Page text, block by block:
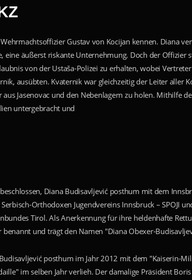
Gustav von Kocijan kennen. Diana
eine äußerst riskante Unternehmung. Doch der Offizier
von der Ustaša-Polizei zu erhalten, wobei
ausübten. Kvaternik war gleichzeitig der Leiter aller
Jasenovac und den Nebenlagern zu holen. Mithilfe
untergebracht und
Diana Budisavljević posthum mit dem
Orthodoxen Jugendvereins Innsbruck – SPOJI
Tirol. Als Anerkennung für ihre heldenhafte
und trägt den Namen "Diana Obexer-
posthum im Jahr 2012 mit dem "Kaiserin-
im selben Jahr verlieh. Der damalige Präsident